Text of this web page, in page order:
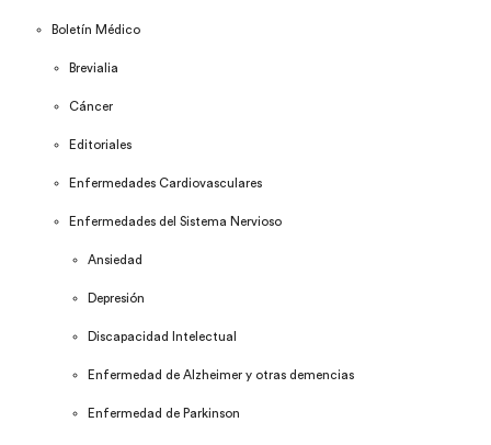
Boletín Médico
Brevialia
Cáncer
Editoriales
Enfermedades Cardiovasculares
Enfermedades del Sistema Nervioso
Ansiedad
Depresión
Discapacidad Intelectual
Enfermedad de Alzheimer y otras demencias
Enfermedad de Parkinson